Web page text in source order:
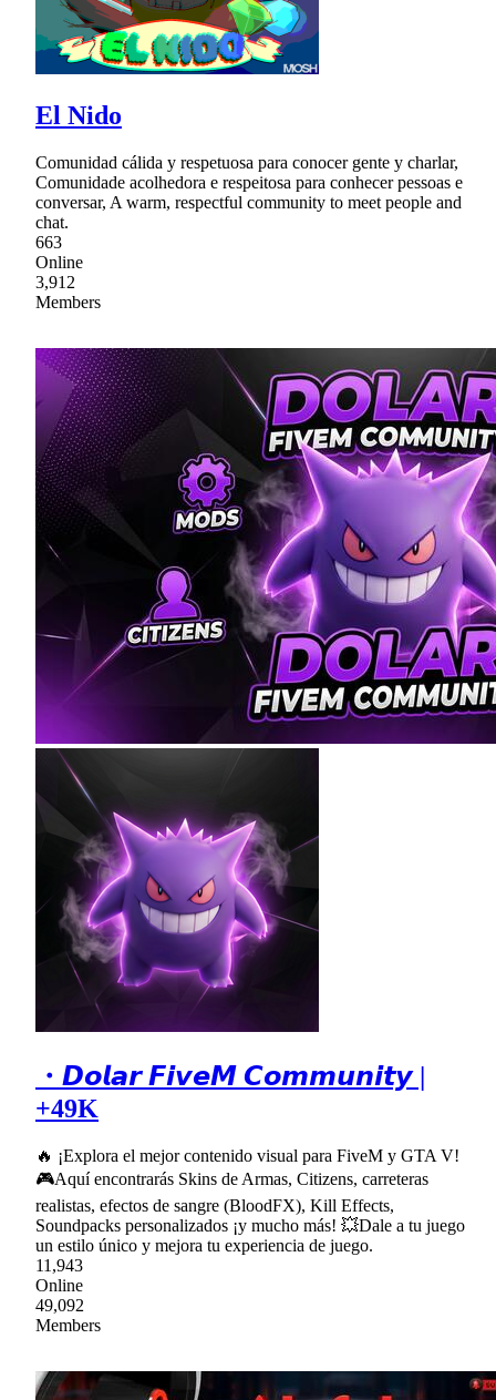
El Nido
Comunidad cálida y respetuosa para conocer gente y charlar,
Comunidade acolhedora e respeitosa para conhecer pessoas e
conversar, A warm, respectful community to meet people and
chat.
663
Online
3,912
Members
・𝘿𝙤𝙡𝙖𝙧 𝙁𝙞𝙫𝙚𝙈 𝘾𝙤𝙢𝙢𝙪𝙣𝙞𝙩𝙮 |
+49K
🔥 ¡Explora el mejor contenido visual para FiveM y GTA V!
🎮Aquí encontrarás Skins de Armas, Citizens, carreteras
realistas, efectos de sangre (BloodFX), Kill Effects,
Soundpacks personalizados ¡y mucho más! 💥Dale a tu juego
un estilo único y mejora tu experiencia de juego.
11,943
Online
49,092
Members